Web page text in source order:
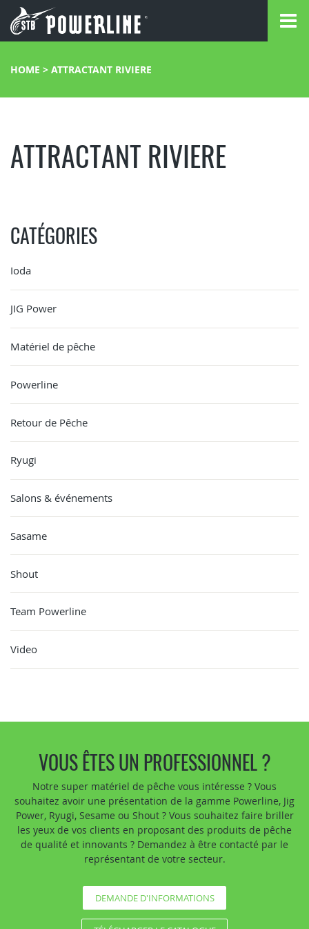
HOME > ATTRACTANT RIVIERE
ATTRACTANT RIVIERE
CATÉGORIES
Ioda
JIG Power
Matériel de pêche
Powerline
Retour de Pêche
Ryugi
Salons & événements
Sasame
Shout
Team Powerline
Video
VOUS ÊTES UN PROFESSIONNEL ?
Notre super matériel de pêche vous intéresse ? Vous
souhaitez avoir une présentation de la gamme Powerline, Jig
Power, Ryugi, Sesame ou Shout ? Vous souhaitez faire briller
les yeux de vos clients en proposant des produits de pêche
de qualité et innovants ? Demandez à être contacté par le
représentant de votre secteur.
DEMANDE D'INFORMATIONS